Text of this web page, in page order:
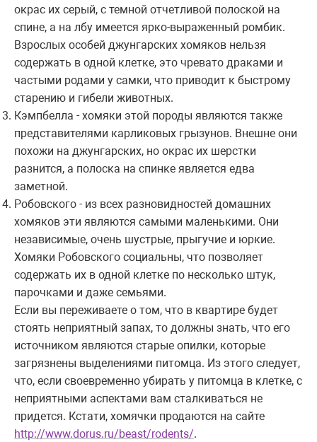
окрас их серый, с темной отчетливой полоской на
спине, а на лбу имеется ярко-выраженный ромбик.
Взрослых особей джунгарских хомяков нельзя
содержать в одной клетке, это чревато драками и
частыми родами у самки, что приводит к быстрому
старению и гибели животных.
Кэмпбелла - хомяки этой породы являются также
представителями карликовых грызунов. Внешне они
похожи на джунгарских, но окрас их шерстки
разнится, а полоска на спинке является едва
заметной.
Робовского - из всех разновидностей домашних
хомяков эти являются самыми маленькими. Они
независимые, очень шустрые, прыгучие и юркие.
Хомяки Робовского социальны, что позволяет
содержать их в одной клетке по несколько штук,
парочками и даже семьями.
Если вы переживаете о том, что в квартире будет
стоять неприятный запах, то должны знать, что его
источником являются старые опилки, которые
загрязнены выделениями питомца. Из этого следует,
что, если своевременно убирать у питомца в клетке, с
неприятными аспектами вам сталкиваться не
придется. Кстати, хомячки продаются на сайте
http://www.dorus.ru/beast/rodents/.